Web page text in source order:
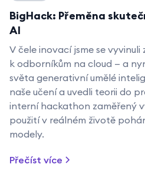
BigHack: Přeměna
AI
V čele inovací jsme se
k odborníkům na cloud — a
světa generativní umělé
naše učení a uvedli teorii do
interní hackathon zaměřený
použití v reálném životě
modely.
Přečíst více